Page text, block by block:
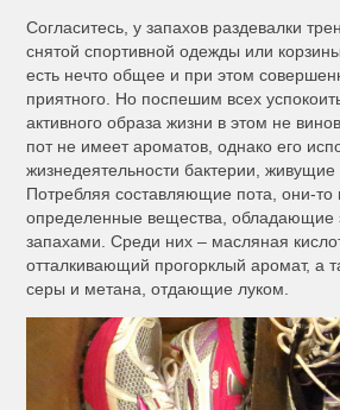
Согласитесь, у запахов раздевалки
снятой спортивной одежды или
есть нечто общее и при этом
приятного. Но поспешим всех
активного образа жизни в этом не
пот не имеет ароматов, однако его
жизнедеятельности бактерии, живущие
Потребляя составляющие пота, они-то
определенные вещества, обладающие
запахами. Среди них – масляная
отталкивающий прогорклый аромат, а
серы и метана, отдающие луком.